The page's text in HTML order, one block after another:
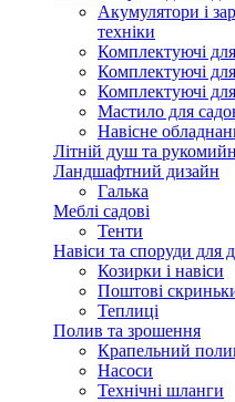
Акумулятори і
техніки
Комплектуючі
Комплектуючі
Комплектуючі
Мастило для
Навісне
Літній душ та
Ландшафтний дизайн
Галька
Меблі садові
Тенти
Навіси та споруди для
Козирки і навіси
Поштові
Теплиці
Полив та зрошення
Крапельний
Насоси
Технічні шланги